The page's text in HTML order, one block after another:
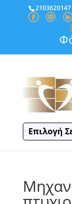
2103620147
Επιλογή